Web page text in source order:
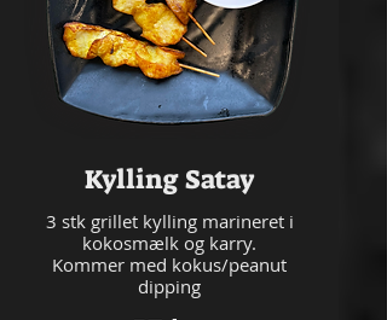
Kylling Satay
3 stk grillet kylling marineret i
kokosmælk og karry.
Kommer med kokus/peanut